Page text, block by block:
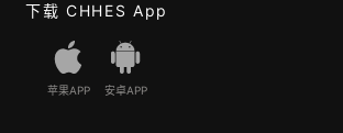
下载 CHHES App
苹果APP 安卓APP